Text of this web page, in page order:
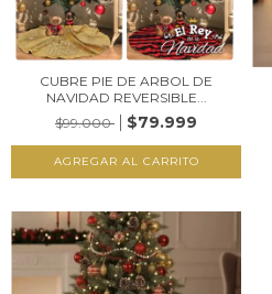
CUBRE PIE DE ARBOL DE
NAVIDAD REVERSIBLE...
$99.000
$79.999